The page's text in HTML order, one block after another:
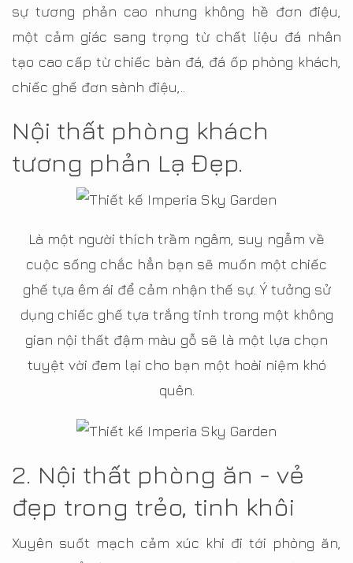
sự tương phản cao nhưng không hề đơn điệu,
một cảm giác sang trọng từ chất liệu đá nhân
tạo cao cấp từ chiếc bàn đá, đá ốp phòng khách,
chiếc ghế đơn sành điệu,..
Nội thất phòng khách
tương phản Lạ Đẹp.
Là một người thích trầm ngâm, suy ngẫm về
cuộc sống chắc hẳn bạn sẽ muốn một chiếc
ghế tựa êm ái để cảm nhận thế sự. Ý tưởng sử
dụng chiếc ghế tựa trắng tinh trong một không
gian nội thất đậm màu gỗ sẽ là một lựa chọn
tuyệt vời đem lại cho bạn một hoài niệm khó
quên.
2. Nội thất phòng ăn - vẻ
đẹp trong trẻo, tinh khôi
Xuyên suốt mạch cảm xúc khi đi tới phòng ăn,